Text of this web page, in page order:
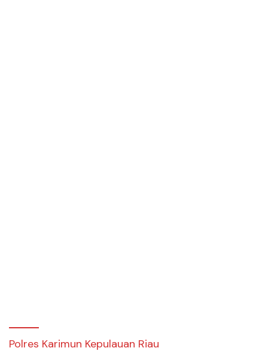
Polres Karimun Kepulauan Riau